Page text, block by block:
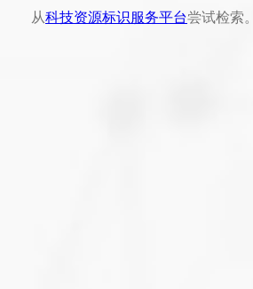
从科技资源标识服务平台尝试检索。